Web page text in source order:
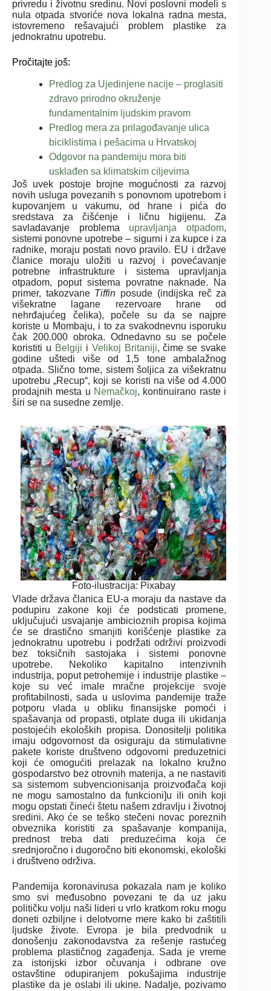
privredu i životnu sredinu. Novi poslovni modeli s
nula otpada stvoriće nova lokalna radna mesta,
istovremeno rešavajući problem plastike za
jednokratnu upotrebu.
Pročitajte još:
Predlog za Ujedinjene nacije – proglasiti
zdravo prirodno okruženje
fundamentalnim ljudskim pravom
Predlog mera za prilagođavanje ulica
biciklistima i pešacima u Hrvatskoj
Odgovor na pandemiju mora biti
usklađen sa klimatskim ciljevima
Još uvek postoje brojne mogućnosti za razvoj
novih usluga povezanih s ponovnom upotrebom i
kupovanjem u vakumu, od hrane i pića do
sredstava za čišćenje i ličnu higijenu. Za
savladavanje problema upravljanja otpadom,
sistemi ponovne upotrebe – sigurni i za kupce i za
radnike, moraju postati novo pravilo. EU i države
članice moraju uložiti u razvoj i povećavanje
potrebne infrastrukture i sistema upravljanja
otpadom, poput sistema povratne naknade. Na
primer, takozvane Tiffin posude (indijska reč za
višekratne lagane rezervoare hrane od
nehrđajućeg čelika), počele su da se najpre
koriste ​​u Mombaju, i to za svakodnevnu isporuku
čak 200.000 obroka. Odnedavno su se počele
koristiti u Belgiji i Velikoj Britaniji, čime se svake
godine uštedi više od 1,5 tone ambalažnog
otpada. Slično tome, sistem šoljica za višekratnu
upotrebu „Recup“, koji se koristi na više od 4.000
prodajnih mesta u Nemačkoj, kontinuirano raste i
širi se na susedne zemlje.
Foto-ilustracija: Pixabay
Vlade država članica EU-a moraju da nastave da
podupiru zakone koji će podsticati promene,
uključujući usvajanje ambicioznih propisa kojima
će se drastično smanjiti korišćenje plastike za
jednokratnu upotrebu i podržati održivi proizvodi
bez toksičnih sastojaka i sistemi ponovne
upotrebe. Nekoliko kapitalno intenzivnih
industrija, poput petrohemije i industrije plastike –
koje su već imale mračne projekcije svoje
profitabilnosti, sada u uslovima pandemije traže
potporu vlada u obliku finansijske pomoći i
spašavanja od propasti, otplate duga ili ukidanja
postojećih ekoloških propisa. Donositelji politika
imaju odgovornost da osiguraju da stimulativne
pakete koriste društveno odgovorni preduzetnici
koji će omogućiti prelazak na lokalno kružno
gospodarstvo bez otrovnih materija, a ne nastaviti
sa sistemom subvencionisanja proizvođača koji
ne mogu samostalno da funkcioni]u ili onih koji
mogu opstati čineći štetu našem zdravlju i životnoj
sredini. Ako će se teško stečeni novac poreznih
obveznika koristiti za spašavanje kompanija,
prednost treba dati preduzećima koja će
srednjoročno i dugoročno biti ekonomski, ekološki
i društveno održiva.
Pandemija koronavirusa pokazala nam je koliko
smo svi međusobno povezani te da uz jaku
političku volju naši lideri u vrlo kratkom roku mogu
doneti ozbiljne i delotvorne mere kako bi zaštitili
ljudske živote. Evropa je bila predvodnik u
donošenju zakonodavstva za rešenje rastućeg
problema plastičnog zagađenja. Sada je vreme
za istorijski izbor očuvanja i odbrane ove
ostavštine odupiranjem pokušajima industrije
plastike da je oslabi ili ukine. Nadalje, pozivamo